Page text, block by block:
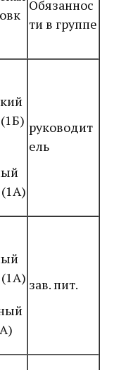
Обязаннос
ти в группе
руководит
ель
зав. пит.